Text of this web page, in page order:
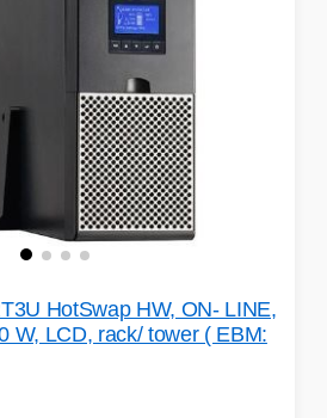
HotSwap HW, ON- LINE,
W, LCD, rack/ tower ( EBM: